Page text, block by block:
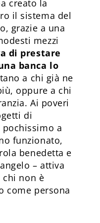
creato la
il sistema del
grazie a una
mezzi
di prestare
banca lo
a chi già ne
oppure a chi
Ai poveri
di
a
funzionato,
benedetta e
– attiva
non è
come persona